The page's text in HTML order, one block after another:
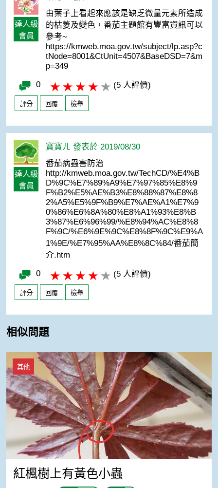
達人級
會員
由葉子上看起來應該是缺乏微量元素所造成
的枯萎及變色，番茄主題館有豐富資訊可以
參考~
https://kmweb.moa.gov.tw/subject/lp.asp?c
tNode=8001&CtUnit=4507&BaseDSD=7&m
p=349
0 (5 人評價)
評分 回覆 檢舉
達人級
會員
寶寶ㄦ 發表於 2019/08/30
番茄病蟲害防治
http://kmweb.moa.gov.tw/TechCD/%E4%B
D%9C%E7%89%A9%E7%97%85%E8%9
F%B2%E5%AE%B3%E8%88%87%E8%8
2%A5%E5%9F%B9%E7%AE%A1%E7%9
0%86%E6%8A%80%E8%A1%93%E8%B
3%87%E6%96%99/%E8%94%AC%E8%8
F%9C/%E6%9E%9C%E8%8F%9C%E9%A
1%9E/%E7%95%AA%E8%8C%84/番茄簡
介.htm
0 (5 人評價)
評分 回覆 檢舉
相似問題
紅楓樹上有黃色小蟲
其他
紅楓樹上有黃色小蟲